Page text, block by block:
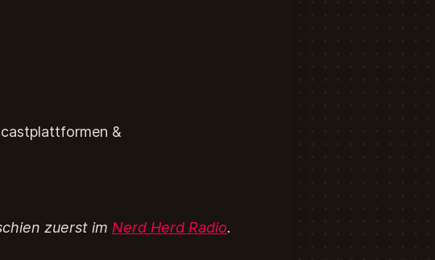
&
zuerst im Nerd Herd Radio.